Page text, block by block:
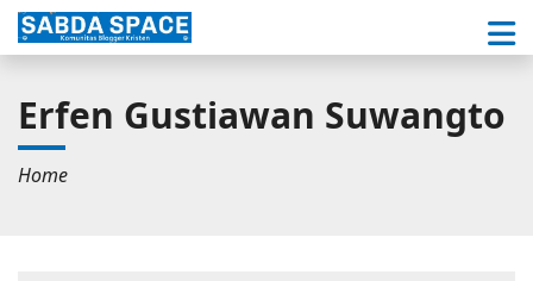
Erfen Gustiawan Suwangto
Home